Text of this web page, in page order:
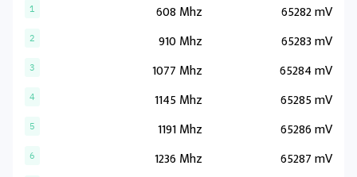
1 608 Mhz 65282 mV
2 910 Mhz 65283 mV
3 1077 Mhz 65284 mV
4 1145 Mhz 65285 mV
5 1191 Mhz 65286 mV
6 1236 Mhz 65287 mV